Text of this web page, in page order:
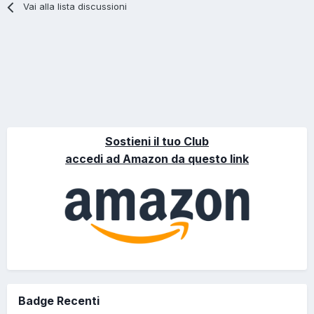
Vai alla lista discussioni
Sostieni il tuo Club
accedi ad Amazon da questo link
Badge Recenti